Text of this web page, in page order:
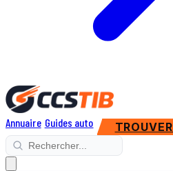
Annuaire Guides auto TROUVER